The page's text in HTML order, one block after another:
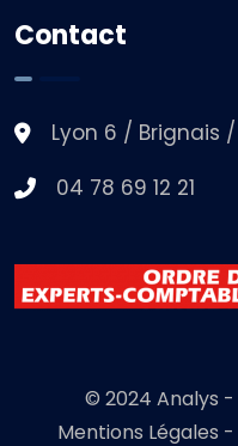
Contact
Lyon 6 / Brignais
04 78 69 12 21
© 2024 Analys -
Mentions Légales -